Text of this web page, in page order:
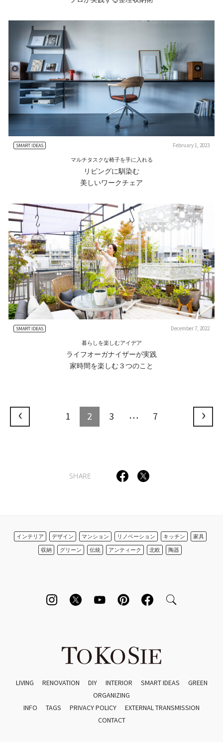
SMART IDEAS February 1, 2023
マルチタスクな椅子を手に入れる
リビングに馴染む
美しいワークチェア
SMART IDEAS December 7, 2022
暮らしを楽しむアイデア
ライフオーガナイザーが実践
家時間を楽しむ３つのこと
1 2 3 … 7
SHARE
インテリア デザイン マンション リノベーション キッチン
家具
収納
グリーン 伝統 アンティーク 北欧 陶器
LIVING RENOVATION DIY INTERIOR SMART IDEAS
GREEN
ORGANIZING
INFO
TAGS PRIVACY POLICY
EXTERNAL TRANSMISSION
CONTACT